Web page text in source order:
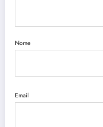
Nome
Email